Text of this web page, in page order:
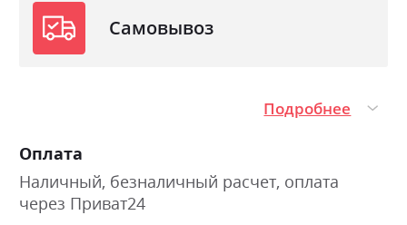
Самовывоз
Подробнее
Оплата
Наличный, безналичный расчет, оплата
через Приват24